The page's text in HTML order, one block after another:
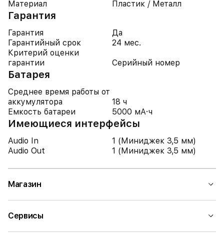
Материал
Пластик / Металл
Гарантия
Гарантия
Да
Гарантийный срок
24 мес.
Критерий оценки
гарантии
Серийный номер
Батарея
Среднее время работы от
аккумулятора
18 ч
Емкость батареи
5000 мА·ч
Имеющиеся интерфейсы
Audio In
1 (Миниджек 3,5 мм)
Audio Out
1 (Миниджек 3,5 мм)
Магазин
Сервисы